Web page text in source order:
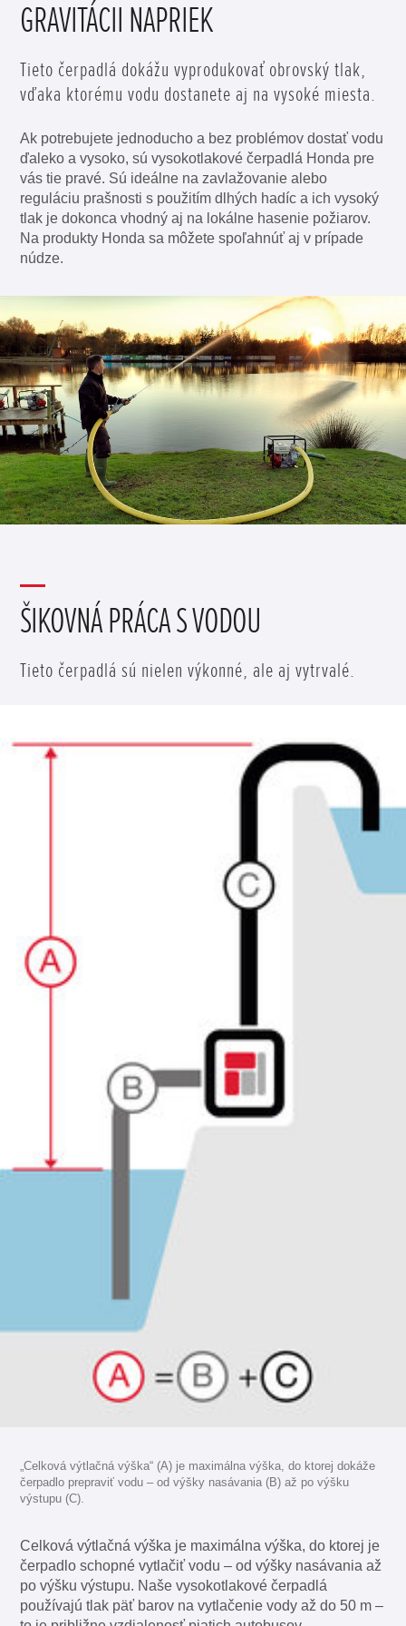
GRAVITÁCII NAPRIEK
Tieto čerpadlá dokážu vyprodukovať obrovský tlak,
vďaka ktorému vodu dostanete aj na vysoké miesta.
Ak potrebujete jednoducho a bez problémov dostať vodu
ďaleko a vysoko, sú vysokotlakové čerpadlá Honda pre
vás tie pravé. Sú ideálne na zavlažovanie alebo
reguláciu prašnosti s použitím dlhých hadíc a ich vysoký
tlak je dokonca vhodný aj na lokálne hasenie požiarov.
Na produkty Honda sa môžete spoľahnúť aj v prípade
núdze.
ŠIKOVNÁ PRÁCA S VODOU
Tieto čerpadlá sú nielen výkonné, ale aj vytrvalé.
„Celková výtlačná výška“ (A) je maximálna výška, do ktorej dokáže
čerpadlo prepraviť vodu – od výšky nasávania (B) až po výšku
výstupu (C).
Celková výtlačná výška je maximálna výška, do ktorej je
čerpadlo schopné vytlačiť vodu – od výšky nasávania až
po výšku výstupu. Naše vysokotlakové čerpadlá
používajú tlak päť barov na vytlačenie vody až do 50 m –